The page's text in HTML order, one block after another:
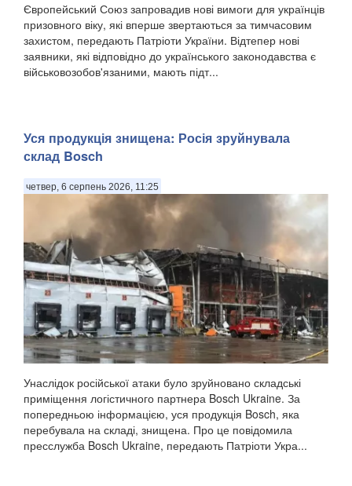
Європейський Союз запровадив нові вимоги для українців
призовного віку, які вперше звертаються за тимчасовим
захистом, передають Патріоти України. Відтепер нові
заявники, які відповідно до українського законодавства є
військовозобов'язаними, мають підт...
Уся продукція знищена: Росія зруйнувала
склад Bosch
четвер, 6 серпень 2026, 11:25
Унаслідок російської атаки було зруйновано складські
приміщення логістичного партнера Bosch Ukraine. За
попередньою інформацією, уся продукція Bosch, яка
перебувала на складі, знищена. Про це повідомила
пресслужба Bosch Ukraine, передають Патріоти Укра...